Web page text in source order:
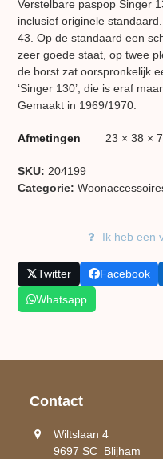
Verstelbare paspop Singer
inclusief originele
43. Op de standaard een
zeer goede staat, op twee
de borst zat oorspronkelijk
‘Singer 130’, die is eraf
Gemaakt in 1969/1970.
Afmetingen 23 × 38 ×
SKU: 204199
Categorie:
Ik heb een
Twitter Facebook
Whatsapp
Contact
Wiltslaan 4
9697 SC Blijham